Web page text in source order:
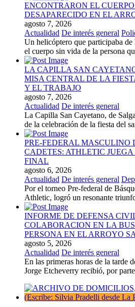
ENCONTRARON EL
DESAPARECIDO EN EL
agosto 7, 2026
Actualidad De interés general
Un helicóptero que participaba
el cuerpo sin vida de la persona
LA CAPILLA SAN
MISA CENTRAL DE LA
Y EL TRABAJO
agosto 7, 2026
Actualidad De interés general
La Capilla San Cayetano, de
de la celebración de la fiesta del
PRE-FEDERAL MASCULINO
CADETES: ATHLETIC
FINAL
agosto 6, 2026
Actualidad De interés general
Por el torneo Pre-federal de
Athletic, logró un resonante
INFORME DE DEFENSA
COLABORACION EN LA
PERSONA EN EL ARROYO
agosto 5, 2026
Actualidad De interés general
En las primeras horas de la tarde
Jorge Etcheverry recibió, por